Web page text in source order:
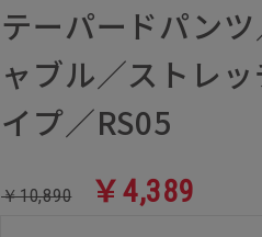
テーパードパン
ャブル／ストレ
イプ／RS05
￥10,890 ￥4,389